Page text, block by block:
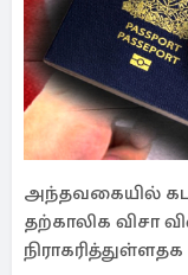
அந்தவகையில்
தற்காலிக